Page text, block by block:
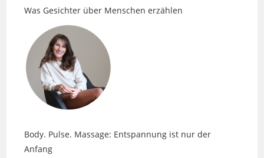
Body. Pulse. Massage: Entspannung ist nur der